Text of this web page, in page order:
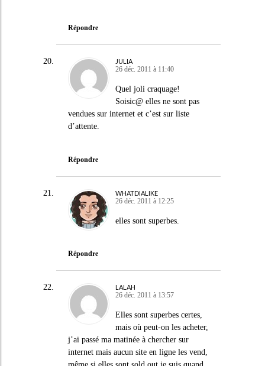
Répondre
JULIA
26 déc. 2011 à 11:40
Quel joli craquage!
Soisic@ elles ne sont pas
vendues sur internet et c’est sur liste
d’attente.
Répondre
WHATDIALIKE
26 déc. 2011 à 12:25
elles sont superbes.
Répondre
LALAH
26 déc. 2011 à 13:57
Elles sont superbes certes,
mais où peut-on les acheter,
j’ai passé ma matinée à chercher sur
internet mais aucun site en ligne les vend,